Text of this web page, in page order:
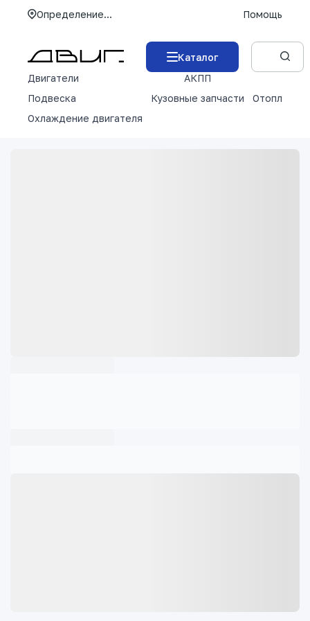
Определение... Помощь
Каталог
Двигатели
АКПП
Подвеска
Кузовные запчасти
Отопление
Охлаждение двигателя